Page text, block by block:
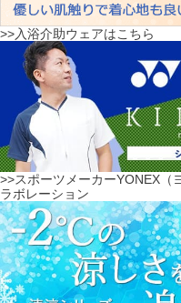
>>入浴介助ウェアはこちら
>>スポーツメーカーYONEX（
ラボレーション